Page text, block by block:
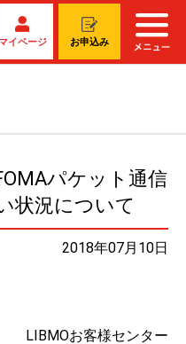
イページ お申込み
パケット通信
状況について
2018年07月10日
LIBMOお客様センター